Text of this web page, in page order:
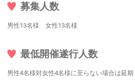
募集人数
男性13名様 女性13名様
最低開催遂行人数
男性4名様対女性4名様に至らない場合は延期